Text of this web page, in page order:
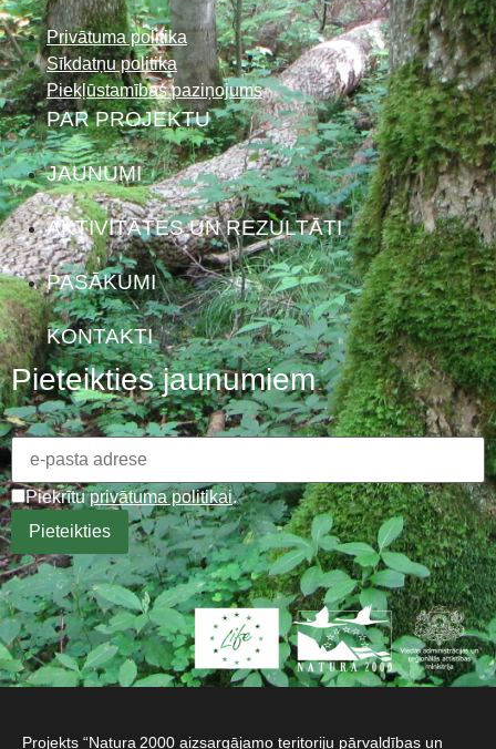
Privātuma politika
Sīkdatņu politika
Piekļūstamības paziņojums
PAR PROJEKTU
JAUNUMI
AKTIVITĀTES UN REZULTĀTI
PASĀKUMI
KONTAKTI
Pieteikties jaunumiem
Piekrītuprivātuma politikai.
Projekts “Natura 2000 aizsargājamo teritoriju pārvaldības un